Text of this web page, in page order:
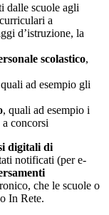
dalle scuole agli
a
d’istruzione, la
scolastico,
ad esempio gli
, quali ad esempio i
concorsi
digitali di
notificati (per e-
che le scuole o
In Rete.